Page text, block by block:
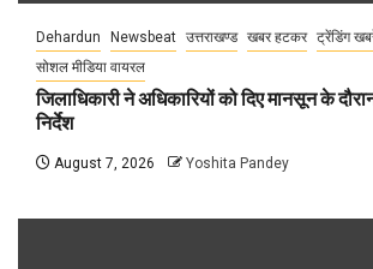
Dehardun Newsbeat उत्तराखण्ड खबर हटकर ट्रेंडिंग
सोशल मीडिया वायरल
जिलाधिकारी ने अधिकारियों को दिए मानसून के
निर्देश
August 7, 2026 Yoshita Pandey